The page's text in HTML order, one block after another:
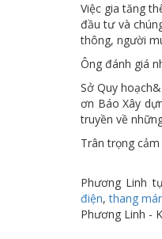
Việc gia tăng
đầu tư và
thông, người
Ông đánh giá
Sở Quy
ơn Báo Xây
truyền về
Trân trọng
Phương Linh
điện,thang
Phương Linh -